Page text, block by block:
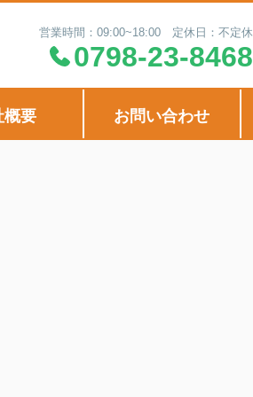
営業時間：09:00~18:00 定休日：不定休
0798-23-8468
概要 お問い合わせ